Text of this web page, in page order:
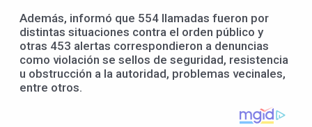
Además, informó que 554 llamadas fueron por
distintas situaciones contra el orden público y
otras 453 alertas correspondieron a denuncias
como violación se sellos de seguridad, resistencia
u obstrucción a la autoridad, problemas vecinales,
entre otros.